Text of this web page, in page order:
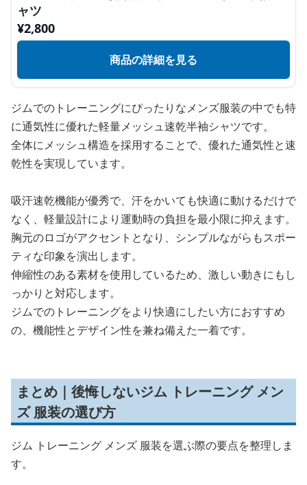
ャツ
¥2,800
商品の詳細を見る
ジムでのトレーニングにぴったりなメンズ服装の中でも特
に通気性に優れた軽量メッシュ速乾半袖シャツです。
全体にメッシュ構造を採用することで、優れた通気性と速
乾性を実現しています。
吸汗速乾機能が優秀で、汗をかいても快適に動けるだけで
なく、軽量設計により運動時の負担を最小限に抑えます。
胸元のロゴがアクセントとなり、シンプルながらもスポー
ティな印象を演出します。
伸縮性のある素材を使用しているため、激しい動きにもし
っかりと対応します。
ジムでのトレーニングをより快適にしたい方におすすめ
の、機能性とデザイン性を兼ね備えた一着です。
まとめ｜後悔しないジム トレーニング メン
ズ 服装の選び方
ジム トレーニング メンズ 服装を選ぶ際の要点を整理しま
す。